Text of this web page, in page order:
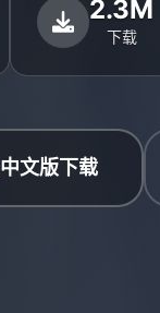
2.3M
下载
中文版下载